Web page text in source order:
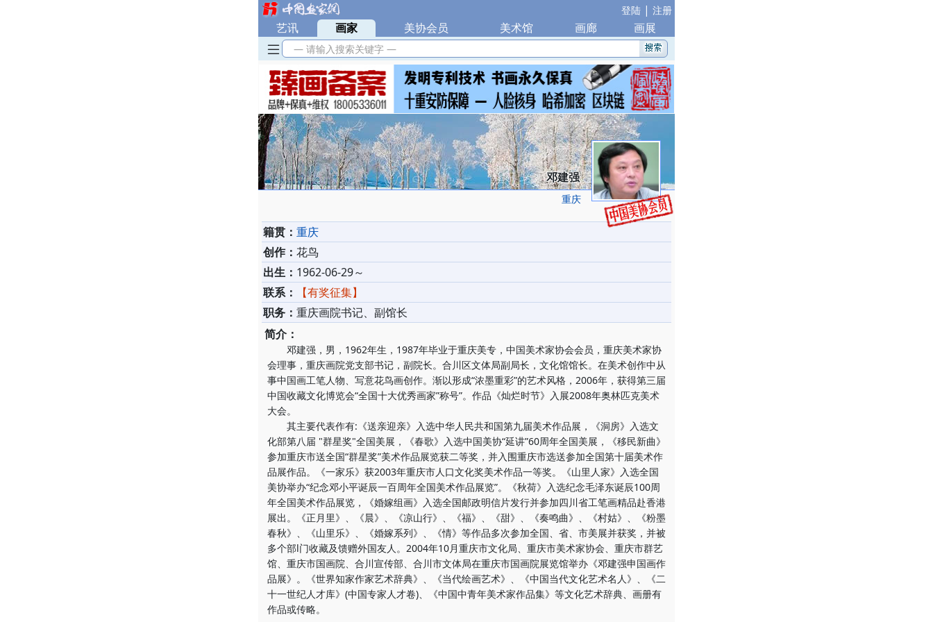
登陆 | 注册
艺讯 | 画家 美协会员 美术馆 画廊 画展
— 请输入搜索关键字 —
邓建强
重庆
籍贯： 重庆
创作： 花鸟
出生： 1962-06-29～
联系：
【有奖征集】
职务： 重庆画院书记、副馆长
简介：
邓建强，男，1962年生，1987年毕业于重庆美专，中国美术家协会会员，重庆美术家协
会理事，重庆画院党支部书记，副院长。合川区文体局副局长，文化馆馆长。在美术创作中从
事中国画工笔人物、写意花鸟画创作。渐以形成“浓墨重彩”的艺术风格，2006年，获得第三届
中国收藏文化博览会“全国十大优秀画家”称号”。作品《灿烂时节》入展2008年奥林匹克美术
大会。
其主要代表作有:《送亲迎亲》入选中华人民共和国第九届美术作品展，《洞房》入选文
化部第八届 "群星奖"全国美展，《春歌》入选中国美协“延讲”60周年全国美展，《移民新曲》
参加重庆市送全国“群星奖”美术作品展览获二等奖，并入围重庆市选送参加全国第十届美术作
品展作品。《一家乐》获2003年重庆市人口文化奖美术作品一等奖。《山里人家》入选全国
美协举办“纪念邓小平诞辰一百周年全国美术作品展览”。《秋荷》入选纪念毛泽东诞辰100周
年全国美术作品展览，《婚嫁组画》入选全国邮政明信片发行并参加四川省工笔画精品赴香港
展出。《正月里》、《晨》、《凉山行》、《福》、《甜》、《奏鸣曲》、《村姑》、《粉墨
春秋》、《山里乐》、《婚嫁系列》、《情》等作品多次参加全国、省、市美展并获奖，并被
多个部l门收藏及馈赠外国友人。2004年10月重庆市文化局、重庆市美术家协会、重庆市群艺
馆、重庆市国画院、合川宣传部、合川市文体局在重庆市国画院展览馆举办《邓建强申国画作
品展》。《世界知家作家艺术辞典》、《当代绘画艺术》、《中国当代文化艺术名人》、《二
十一世纪人才库》(中国专家人才卷)、《中国中青年美术家作品集》等文化艺术辞典、画册有
作品或传略。